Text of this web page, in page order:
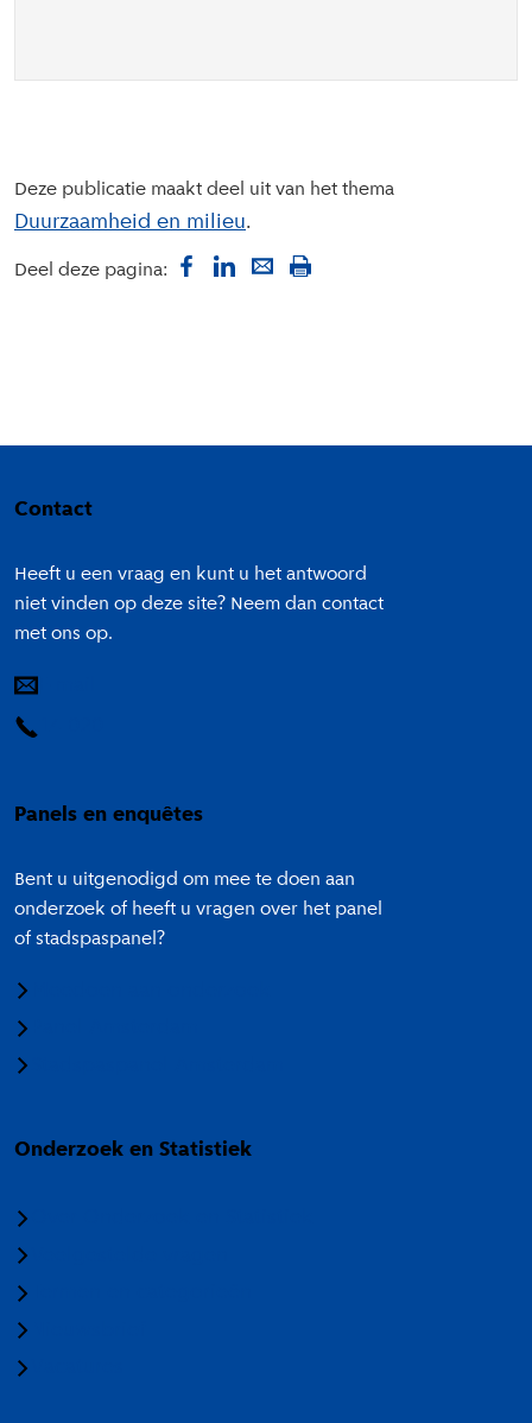
Deze publicatie maakt deel uit van het thema
Duurzaamheid en milieu
Deel deze pagina:
Contact
Heeft u een vraag en kunt u het antwoord
niet vinden op deze site? Neem dan contact
met ons op.
Panels en enquêtes
Bent u uitgenodigd om mee te doen aan
onderzoek of heeft u vragen over het panel
of stadspaspanel?
Onderzoek en Statistiek